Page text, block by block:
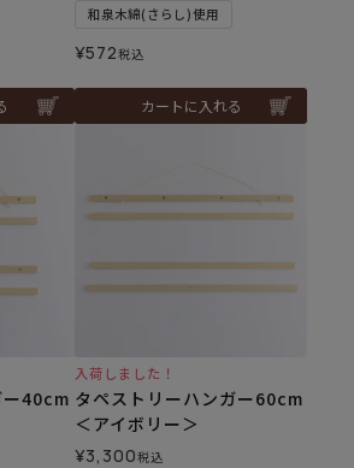
和泉木綿(さらし)使用
¥572税込
カートに入れる
ー40cm
入荷しました！
タペストリーハンガー60cm
＜アイボリー＞
¥3,300税込